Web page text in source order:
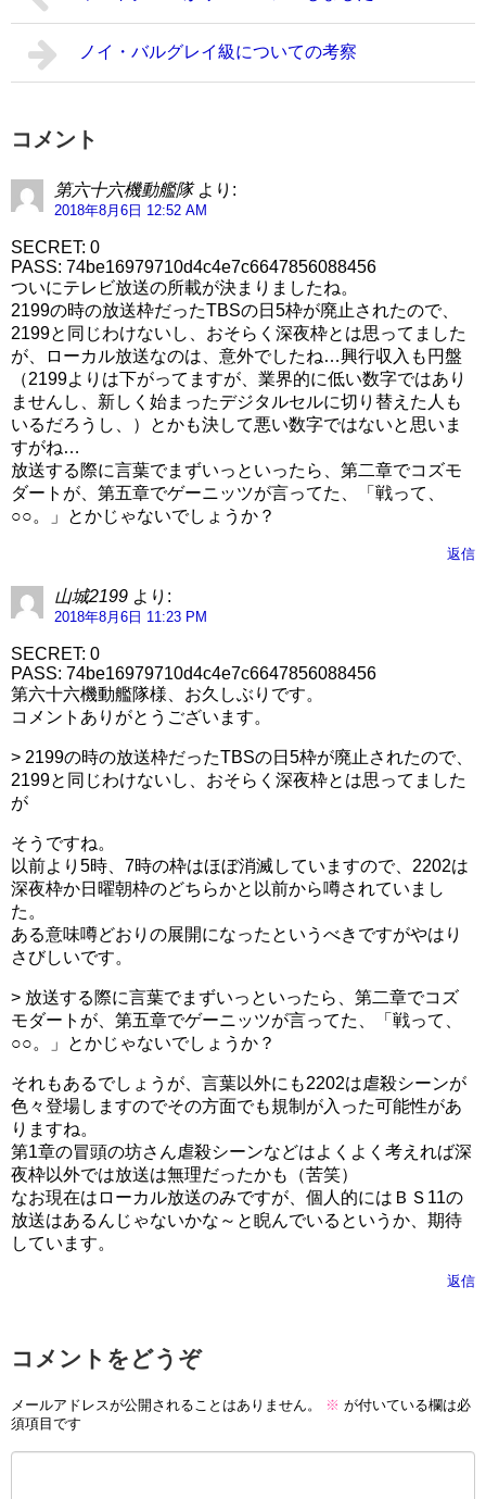
ノイ・バルグレイ級についての考察
コメント
第六十六機動艦隊 より:
2018年8月6日 12:52 AM
SECRET: 0
PASS: 74be16979710d4c4e7c6647856088456
ついにテレビ放送の所載が決まりましたね。
2199の時の放送枠だったTBSの日5枠が廃止されたので、
2199と同じわけないし、おそらく深夜枠とは思ってました
が、ローカル放送なのは、意外でしたね…興行収入も円盤
（2199よりは下がってますが、業界的に低い数字ではあり
ませんし、新しく始まったデジタルセルに切り替えた人も
いるだろうし、）とかも決して悪い数字ではないと思いま
すがね…
放送する際に言葉でまずいっといったら、第二章でコズモ
ダートが、第五章でゲーニッツが言ってた、「戦って、
○○。」とかじゃないでしょうか？
返信
山城2199 より:
2018年8月6日 11:23 PM
SECRET: 0
PASS: 74be16979710d4c4e7c6647856088456
第六十六機動艦隊様、お久しぶりです。
コメントありがとうございます。
> 2199の時の放送枠だったTBSの日5枠が廃止されたので、
2199と同じわけないし、おそらく深夜枠とは思ってました
が
そうですね。
以前より5時、7時の枠はほぼ消滅していますので、2202は
深夜枠か日曜朝枠のどちらかと以前から噂されていまし
た。
ある意味噂どおりの展開になったというべきですがやはり
さびしいです。
> 放送する際に言葉でまずいっといったら、第二章でコズ
モダートが、第五章でゲーニッツが言ってた、「戦って、
○○。」とかじゃないでしょうか？
それもあるでしょうが、言葉以外にも2202は虐殺シーンが
色々登場しますのでその方面でも規制が入った可能性があ
りますね。
第1章の冒頭の坊さん虐殺シーンなどはよくよく考えれば深
夜枠以外では放送は無理だったかも（苦笑）
なお現在はローカル放送のみですが、個人的にはＢＳ11の
放送はあるんじゃないかな～と睨んでいるというか、期待
しています。
返信
コメントをどうぞ
メールアドレスが公開されることはありません。 ※ が付いている欄は必
須項目です